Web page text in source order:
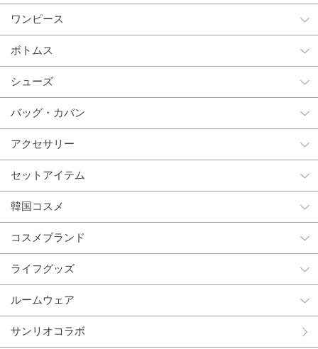
ワンピース
ボトムス
シューズ
バッグ・カバン
アクセサリー
セットアイテム
韓国コスメ
コスメブランド
ライフグッズ
ルームウェア
サンリオコラボ